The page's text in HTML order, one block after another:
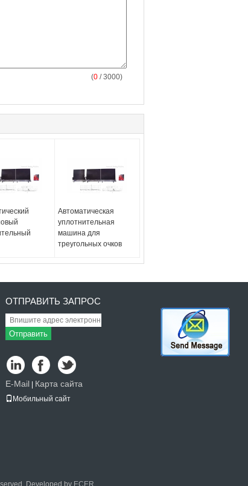
(0 / 3000)
Автоматическая
уплотнительная
машина для
треугольных очков
ОТПРАВИТЬ ЗАПРОС
Отправить
E-Mail Карта сайта
Мобильный сайт
Developed by ECER